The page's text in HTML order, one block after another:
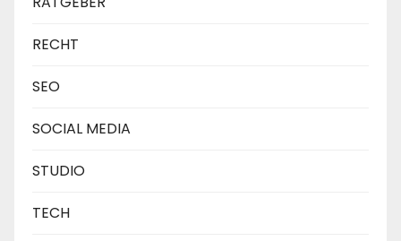
RECHT
SEO
SOCIAL MEDIA
STUDIO
TECH